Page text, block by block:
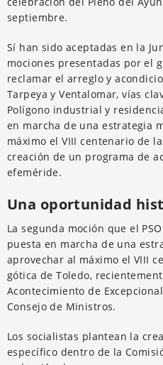
septiembre.
Sí han sido aceptadas en la
mociones presentadas por el
reclamar el arreglo y
Tarpeya y Ventalomar, vías
Polígono industrial y
en marcha de una estrategia
máximo el VIII centenario de
creación de un programa de
efeméride.
Una oportunidad
La segunda moción que el
puesta en marcha de una
aprovechar al máximo el VIII
gótica de Toledo,
Acontecimiento de
Consejo de Ministros.
Los socialistas plantean la
específico dentro de la